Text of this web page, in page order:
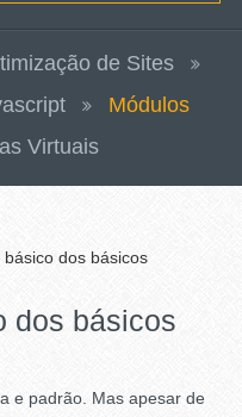
de Sites
Módulos
Virtuais
básico dos básicos
dos básicos
e padrão. Mas apesar de